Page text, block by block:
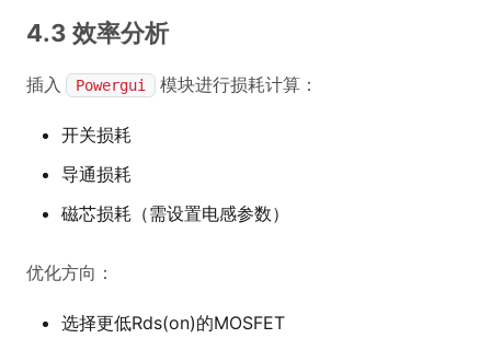
4.3 效率分析
插入 Powergui 模块进行损耗计算：
开关损耗
导通损耗
磁芯损耗（需设置电感参数）
优化方向：
选择更低Rds(on)的MOSFET